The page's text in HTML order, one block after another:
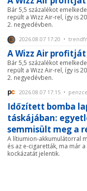
Bár 5,5 százalékot
repült a Wizz Air-rel, így is
2. negyedévben.
2026.08.07 17:20 •
A Wizz Air
Bár 5,5 százalékot
repült a Wizz Air-rel, így is
2. negyedévben.
2026.08.07 17:15 •
Időzített bomba
táskájában:
semmisült meg a
A lítiumion-akkumulátorral
és az e-cigaretták, ma már
kockázatát jelentik.